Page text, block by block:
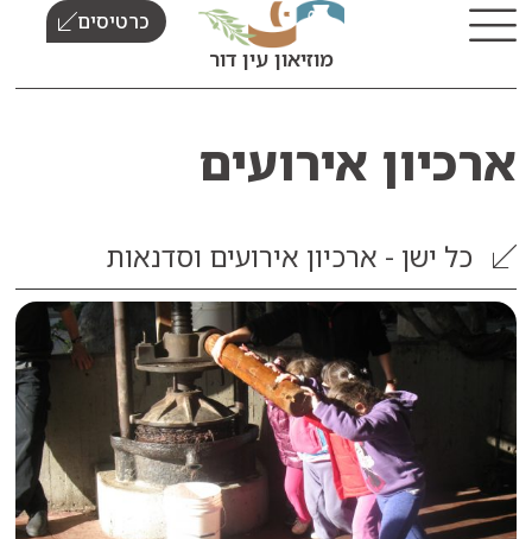
מוזיאון עין דור
כרטיסים
אירועים
ישן - ארכיון אירועים וסדנאות